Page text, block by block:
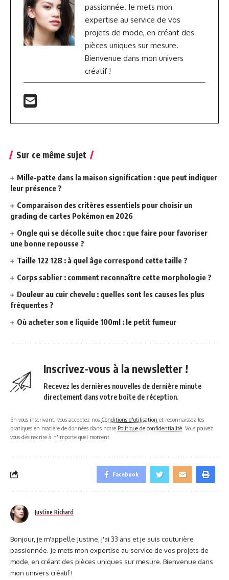
passionnée. Je mets mon
expertise au service de vos
projets de mode, en créant des
pièces uniques sur mesure.
Bienvenue dans mon univers
créatif !
Sur ce même sujet
Mille-patte dans la maison signification : que peut indiquer
leur présence ?
Comparaison des critères essentiels pour choisir un
grading de cartes Pokémon en 2026
Ongle qui se décolle suite choc : que faire pour favoriser
une bonne repousse ?
Taille 122 128 : à quel âge correspond cette taille ?
Corps sablier : comment reconnaître cette morphologie ?
Douleur au cuir chevelu : quelles sont les causes les plus
fréquentes ?
Où acheter son e liquide 100ml : le petit fumeur
Inscrivez-vous à la newsletter !
Recevez les dernières nouvelles de dernière minute
directement dans votre boîte de réception.
En vous inscrivant, vous acceptez nos Conditions d'utilisation et reconnaissez les
pratiques en matière de données dans notre Politique de confidentialité . Vous pouvez
vous désinscrire à n'importe quel moment.
Facebook
Justine Richard
Bonjour, je m'appelle Justine, j'ai 33 ans et je suis couturière
passionnée. Je mets mon expertise au service de vos projets de
mode, en créant des pièces uniques sur mesure. Bienvenue dans
mon univers créatif !